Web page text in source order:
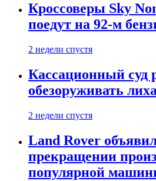
Кроссоверы Sky
поедут на 92-м
2 недели спустя
Кассационный суд
обезоруживать
2 недели спустя
Land Rover
прекращении
популярной